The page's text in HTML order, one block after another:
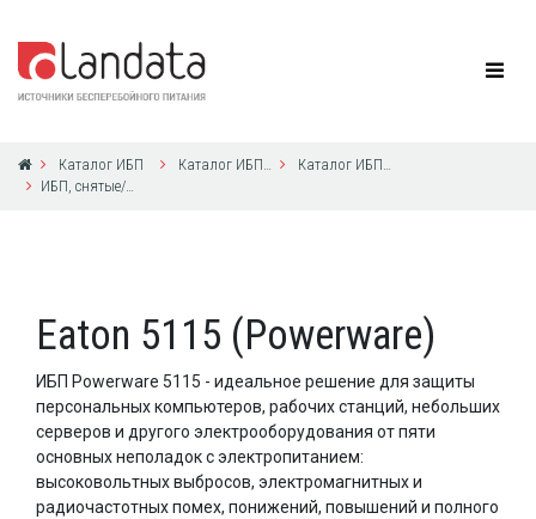
Каталог ИБП Каталог ИБП Eaton Powerware
Каталог ИБП Eaton Powerware
ИБП, снятые/снимаемые Eaton Powerware с производства в 2004-2019 годах
Eaton 5115 (Powerware)
ИБП Powerware 5115 - идеальное решение для защиты
персональных компьютеров, рабочих станций, небольших
серверов и другого электрооборудования от пяти
основных неполадок с электропитанием:
высоковольтных выбросов, электромагнитных и
радиочастотных помех, понижений, повышений и полного